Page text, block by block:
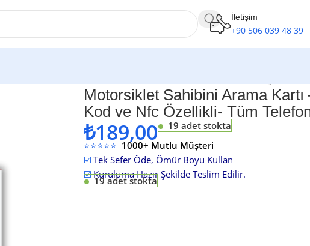
İletişim
+90 506 039 48 39
Motorsiklet Sahibini Arama
Kod ve Nfc Özellikli- Tüm
₺189,00
19 adet stokta
⭐⭐⭐⭐⭐ 1000+ Mutlu Müşteri
☑️ Tek Sefer Öde, Ömür Boyu Kullan
☑️Kuruluma Hazır Şekilde Teslim Edilir.
19 adet stokta